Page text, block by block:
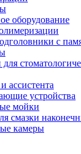
оборудование
с
ассистента
устройства
мойки
смазки
камеры